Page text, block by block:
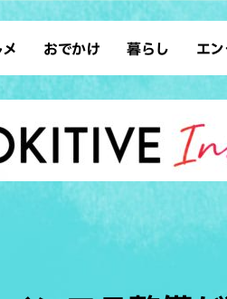
ン 沖縄そば
ウト カフェ
和食・日本料理
おでかけ
デート ドラ
散歩 ソ
暮らし
レシピ
ファッション
沖縄移住
エン
スポ
タレン